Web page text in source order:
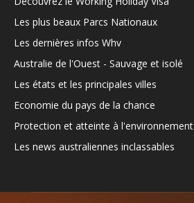
Les plus beaux Parcs Nationaux
Les dernières infos Whv
Australie de l'Ouest - Sauvage et isolé
Les états et les principales villes
Economie du pays de la chance
Protection et atteinte à l'environnement
Les news australiennes inclassables